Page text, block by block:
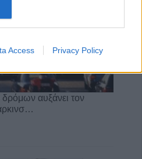
Access Privacy Policy
αυξάνει τον